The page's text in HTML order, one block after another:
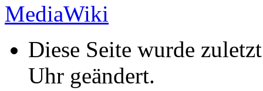
Diese Seite wurde
Uhr geändert.